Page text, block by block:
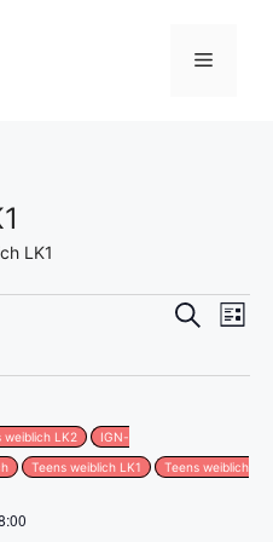
Menü
LK1
V
e
a
S
V
n
L
s
weiblich LK2 IGN-
Teens weiblich LK1 Teens weiblich